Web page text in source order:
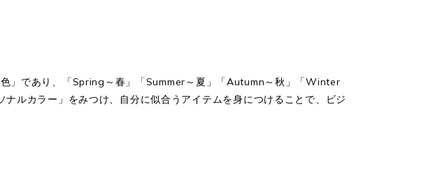
」であり、「Spring～春」「Summer～夏」「Autumn～秋」「Winter
ルカラー」をみつけ、自分に似合うアイテムを身につけることで、ビジ